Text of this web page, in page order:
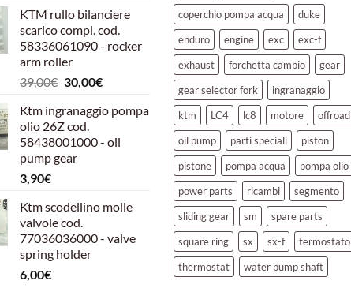
originale
era:
39,00€.
attuale
è:
30,00€.
KTM rullo bilanciere
scarico compl. cod.
58336061090 - rocker
arm roller
39,00€ Il
originale
era:
39,00€.
30,00€Il
attuale
30,00€.
Ktm ingranaggio pompa
olio 26Z cod.
58438001000 - oil
pump gear
3,90€
Ktm scodellino molle
valvole cod.
77036036000 - valve
spring holder
6,00€
coperchio pompa acqua
duke
enduro
engine exc
exc-f
exhaust
forchetta cambio
gear
gear selector fork
ingranaggio
ktm
LC4 lc8 motore
offroad
oil pump
parti speciali
piston
pistone
pompa acqua
pompa olio
power parts
ricambi
segmento
sliding gear
sm
spare parts
square ring
sx sx-f
termostato
thermostat
water pump shaft